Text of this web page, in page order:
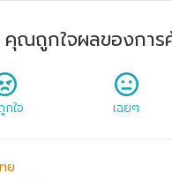
คุณถูกใจผลของการ
กใจ เฉยๆ
ย